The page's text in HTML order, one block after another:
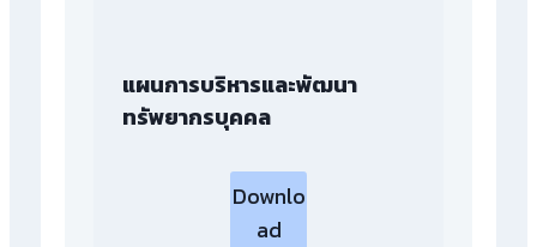
แผนการบริหารและพัฒนา
ทรัพยากรบุคคล
Downlo
ad